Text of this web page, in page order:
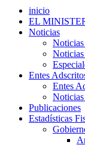
inicio
EL
Noticias
Entes
Entes
Publicaciones
Estadísticas